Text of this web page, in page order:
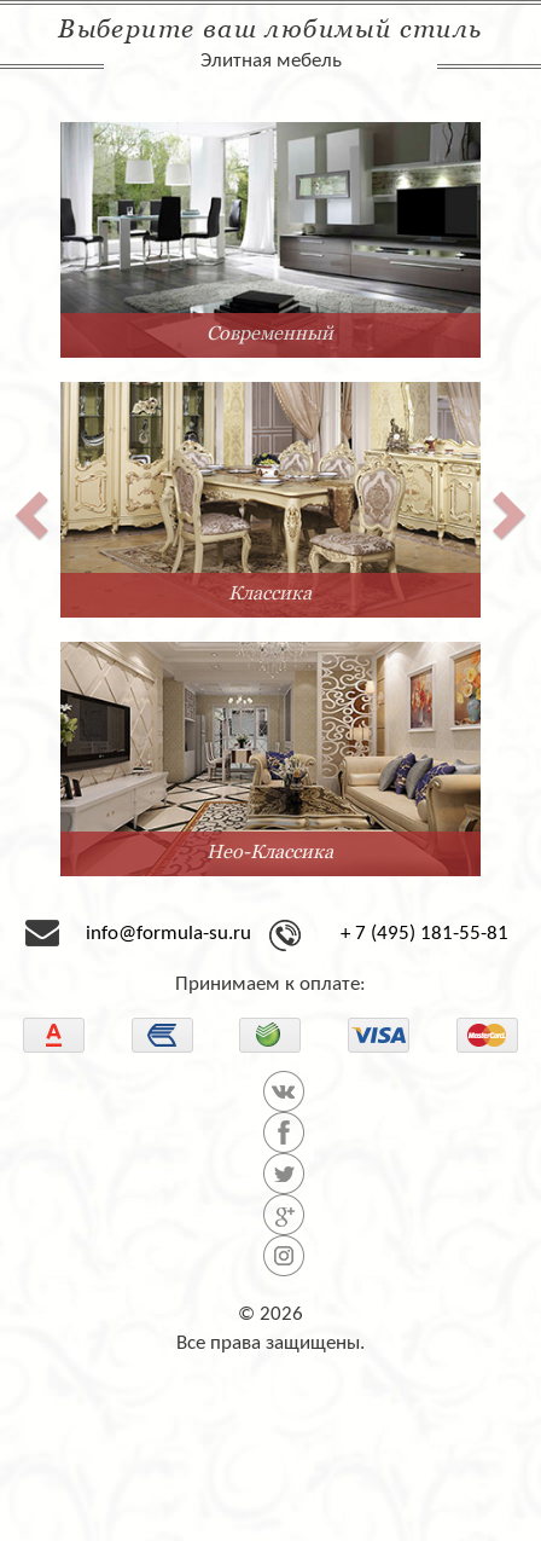
Выберите ваш любимый стиль
Элитная мебель
Современный
Классика
Нео-Классика
info@formula-su.ru + 7 (495) 181-55-81
Принимаем к оплате:
© 2026
Все права защищены.